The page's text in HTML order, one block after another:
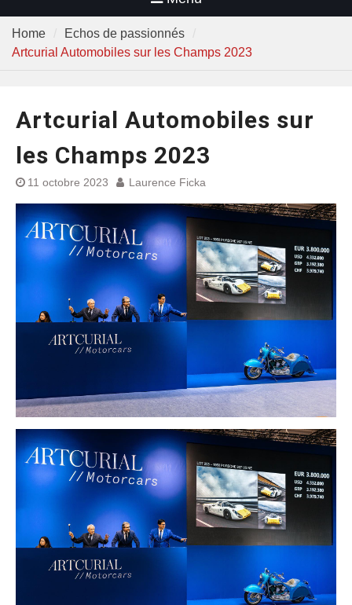
Home
Echos de passionnés
Artcurial Automobiles sur les Champs 2023
Artcurial Automobiles sur
les Champs 2023
11 octobre 2023 Laurence Ficka